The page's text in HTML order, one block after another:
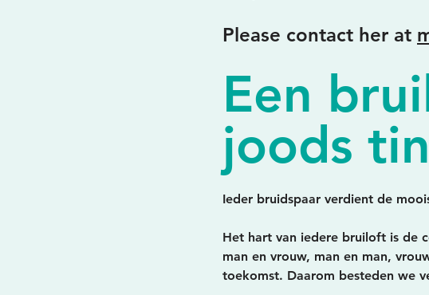
Please contact her at
Een
joods
Ieder bruidspaar verdient de
Het hart van iedere bruiloft is de
man en vrouw, man en man,
toekomst. Daarom besteden we